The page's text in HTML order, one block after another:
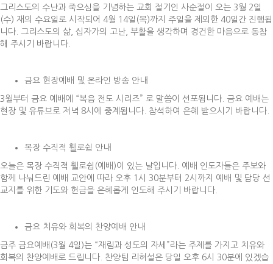
그리스도의 수난과 죽으심을 기념하는 교회 절기인 사순절이 오는 3월 2일
(수) 재의 수요일로 시작되어 4월 14일(목)까지 주일을 제외한 40일간 진행됩
니다. 그리스도의 삶, 십자가의 고난, 부활을 생각하며 경건한 마음으로 동참
해 주시기 바랍니다.
금요 현장예배 및 온라인 방송 안내
3월부터 금요 예배에 “복음 전도 시리즈” 로 말씀이 선포됩니다. 금요 예배는
현장 및 유튜브로 저녁 8시에 중계됩니다. 참석하여 은혜 받으시기 바랍니다.
목장 수직적 휄로쉽 안내
오늘은 목장 수직적 휄로쉽(예배)이 있는 날입니다. 예배 인도자들은 주보와
함께 나눠드린 예배 교안에 따라 오후 1시 30분부터 2시까지 예배 및 담당 선
교지를 위한 기도와 헌금을 은혜롭게 인도해 주시기 바랍니다.
금요 치유와 회복의 찬양예배 안내
금주 금요예배(3월 4일)는 “재림과 성도의 자세”라는 주제를 가지고 치유와
회복의 찬양예배로 드립니다. 찬양팀 리허설은 당일 오후 6시 30분에 있겠습